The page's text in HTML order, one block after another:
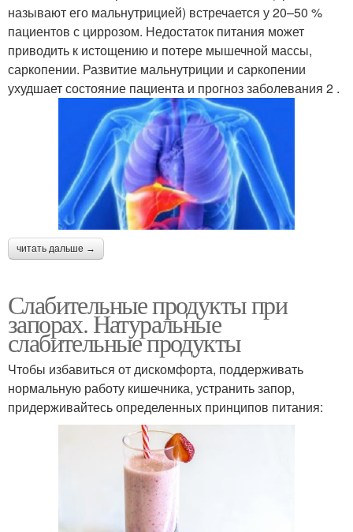
называют его мальнутрицией) встречается у 20–50 %
пациентов с циррозом. Недостаток питания может
приводить к истощению и потере мышечной массы,
саркопении. Развитие мальнутриции и саркопении
ухудшает состояние пациента и прогноз заболевания 2 .
читать дальше →
Слабительные продукты при
запорах. Натуральные
слабительные продукты
Чтобы избавиться от дискомфорта, поддерживать
нормальную работу кишечника, устранить запор,
придерживайтесь определенных принципов питания: